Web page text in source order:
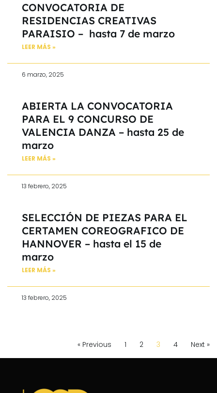
CONVOCATORIA DE
RESIDENCIAS CREATIVAS
PARAISIO – hasta 7 de marzo
LEER MÁS »
6 marzo, 2025
ABIERTA LA CONVOCATORIA
PARA EL 9 CONCURSO DE
VALENCIA DANZA – hasta 25 de
marzo
LEER MÁS »
13 febrero, 2025
SELECCIÓN DE PIEZAS PARA EL
CERTAMEN COREOGRAFICO DE
HANNOVER – hasta el 15 de
marzo
LEER MÁS »
13 febrero, 2025
« Previous 1 2 3 4 Next »